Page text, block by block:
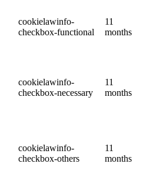
cookielawinfo-
checkbox-functional
11
months
cookielawinfo-
checkbox-necessary
11
months
cookielawinfo-
checkbox-others
11
months